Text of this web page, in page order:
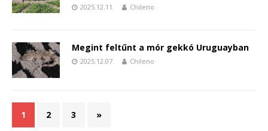
2025.12.11. Chileno
Megint feltűnt a mór gekkó Uruguayban
2025.12.07. Chileno
1 2 3 »